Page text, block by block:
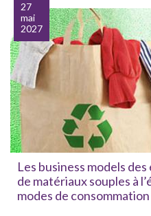
27
mai
2027
Les business models
de matériaux souples à
modes de consommation